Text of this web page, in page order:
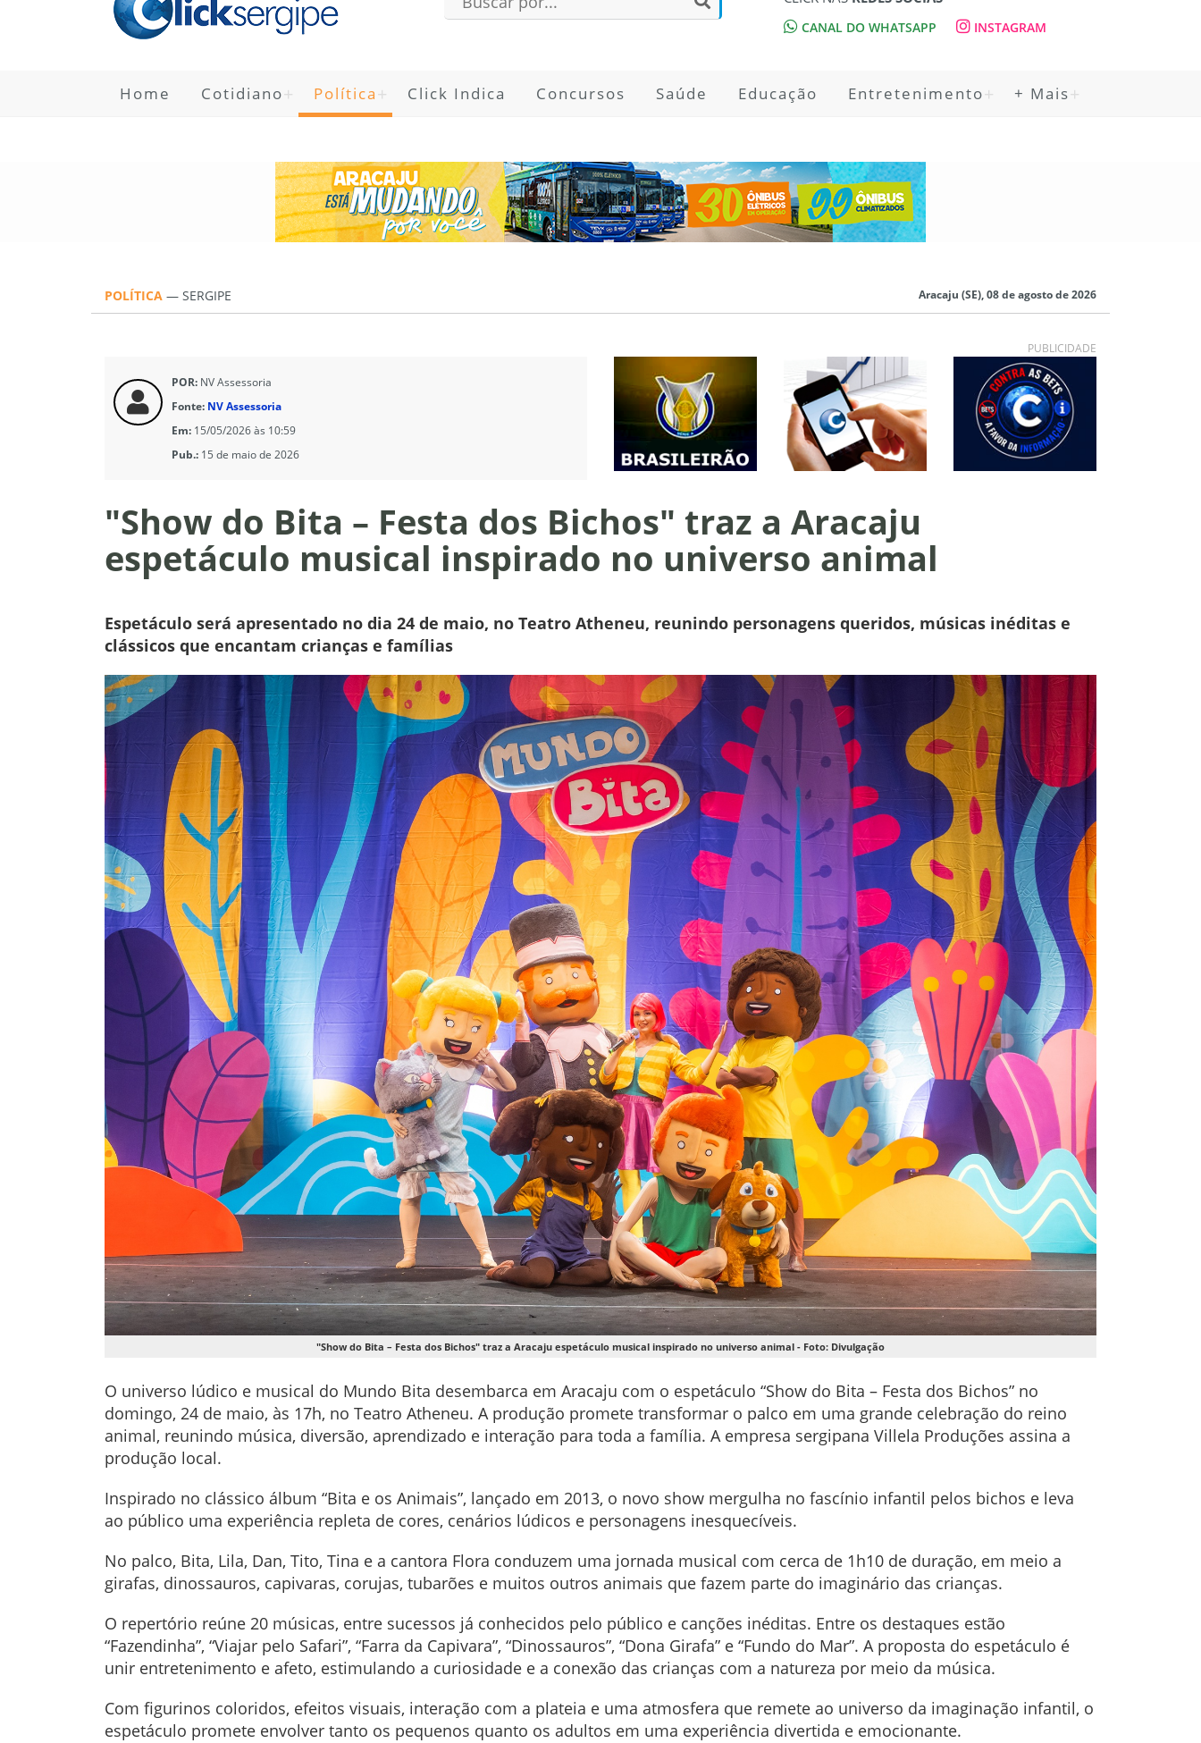
CANAL DO WHATSAPP INSTAGRAM
Home Cotidiano Política Click Indica Concursos Saúde Educação Entretenimento + Mais
POLÍTICA — SERGIPE Aracaju (SE), 08 de agosto de 2026
PUBLICIDADE
POR: NV Assessoria
Fonte: NV Assessoria
Em: 15/05/2026 às 10:59
Pub.: 15 de maio de 2026
"Show do Bita – Festa dos Bichos" traz a Aracaju
espetáculo musical inspirado no universo animal
Espetáculo será apresentado no dia 24 de maio, no Teatro Atheneu, reunindo personagens queridos, músicas inéditas e
clássicos que encantam crianças e famílias
"Show do Bita – Festa dos Bichos" traz a Aracaju espetáculo musical inspirado no universo animal - Foto: Divulgação
O universo lúdico e musical do Mundo Bita desembarca em Aracaju com o espetáculo “Show do Bita – Festa dos Bichos” no
domingo, 24 de maio, às 17h, no Teatro Atheneu. A produção promete transformar o palco em uma grande celebração do reino
animal, reunindo música, diversão, aprendizado e interação para toda a família. A empresa sergipana Villela Produções assina a
produção local.
Inspirado no clássico álbum “Bita e os Animais”, lançado em 2013, o novo show mergulha no fascínio infantil pelos bichos e leva
ao público uma experiência repleta de cores, cenários lúdicos e personagens inesquecíveis.
No palco, Bita, Lila, Dan, Tito, Tina e a cantora Flora conduzem uma jornada musical com cerca de 1h10 de duração, em meio a
girafas, dinossauros, capivaras, corujas, tubarões e muitos outros animais que fazem parte do imaginário das crianças.
O repertório reúne 20 músicas, entre sucessos já conhecidos pelo público e canções inéditas. Entre os destaques estão
“Fazendinha”, “Viajar pelo Safari”, “Farra da Capivara”, “Dinossauros”, “Dona Girafa” e “Fundo do Mar”. A proposta do espetáculo é
unir entretenimento e afeto, estimulando a curiosidade e a conexão das crianças com a natureza por meio da música.
Com figurinos coloridos, efeitos visuais, interação com a plateia e uma atmosfera que remete ao universo da imaginação infantil, o
espetáculo promete envolver tanto os pequenos quanto os adultos em uma experiência divertida e emocionante.